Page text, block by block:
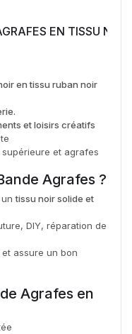
EN TISSU
en tissu ruban noir
et loisirs créatifs
et agrafes
Agrafes ?
untissu noir solide et
DIY, réparation de
assure un bon
Agrafes en